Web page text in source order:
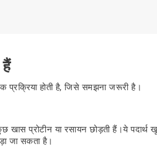
होती है, जिसे समझना जरूरी है।
प्रोटीन या रसायन छोड़ती हैं।ये पदार्थ
जा सकता है।